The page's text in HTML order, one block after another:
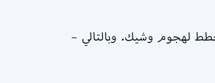
لهجوم وشيك. وبالتالي –